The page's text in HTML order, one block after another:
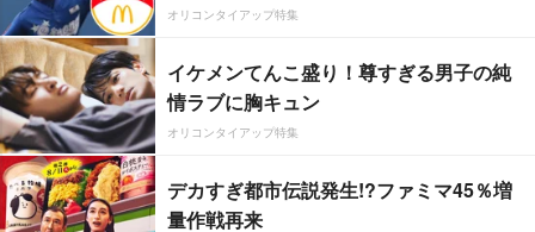
オリコンタイアップ特集
イケメンてんこ盛り！尊すぎる男子の純
情ラブに胸キュン
オリコンタイアップ特集
デカすぎ都市伝説発生!?ファミマ45％増
量作戦再来